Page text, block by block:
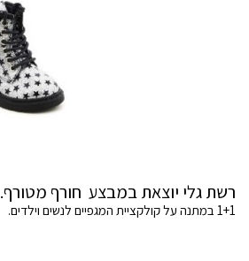
רשת גלי יוצאת במבצע חורף מטורף.
1+1 במתנה על קולקציית המגפיים לנשים וילדים.